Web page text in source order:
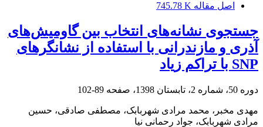
اصل مقاله 745.78 K
جستجوی نشانه‌های انتخاب بین گاومیش‌های
آذری و مازندرانی با استفاده از نشانگرهای
SNP با تراکم زیاد
دوره 50، شماره 2، تابستان 1398، صفحه 89-102
مهدی مخبر، محمد مرادی شهربابک، مصطفی صادقی، حسین
مرادی شهربابک، جواد رحمانی نیا